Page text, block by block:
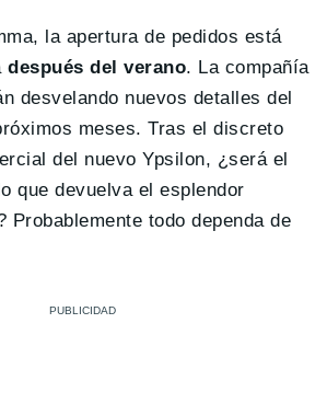
la apertura de pedidos está
después del verano. La compañía
desvelando nuevos detalles del
meses. Tras el discreto
del nuevo Ypsilon, ¿será el
que devuelva el esplendor
Probablemente todo dependa de